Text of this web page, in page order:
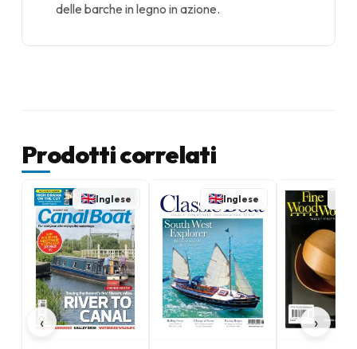
delle barche in legno in azione.
Prodotti correlati
‹
Inglese Inglese
›